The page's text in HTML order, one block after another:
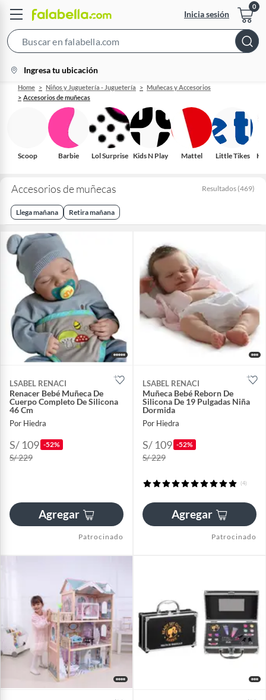
Inicia sesión
Bar
location-
icon
Ingresa tu ubicación
Home Niños y Juguetería - Juguetería
Muñecas y Accesorios
Accesorios de muñecas
Scoop Barbie Lol Surprise Kids N Play Mattel Little Tikes
Accesorios de muñecas Resultados (469)
Llega mañana Retira mañana
LSABEL RENACI
Renacer Bebé Muñeca De
Cuerpo Completo De Silicona
46 Cm
Por Hiedra
S/ 109 -52%
S/ 229
Agregar
Patrocinado
LSABEL RENACI
Muñeca Bebé Reborn De
Silicona De 19 Pulgadas Niña
Dormida
Por Hiedra
S/ 109 -52%
S/ 229
(4)
Agregar
Patrocinado